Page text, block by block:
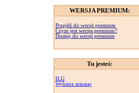
WERSJA PREMIUM:
Przejdź do wersji premium
Czym jest wersja premium?
Dostęp do wersji premium
Tu jesteś:
ILG
Wybierz miesiąc